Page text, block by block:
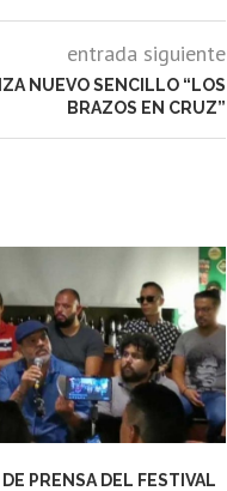
entrada siguiente
NUEVO SENCILLO “LOS
BRAZOS EN CRUZ”
DE PRENSA DEL FESTIVAL